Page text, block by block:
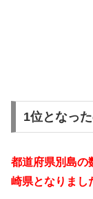
1位となっ
都道府県別島の
崎県となりまし